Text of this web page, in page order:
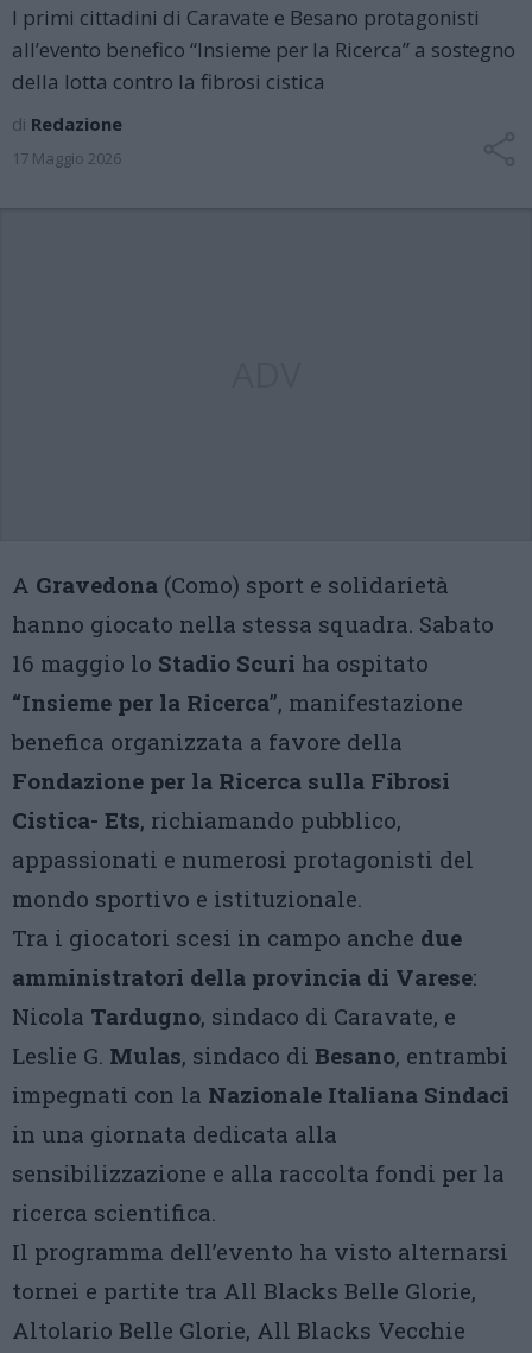
I primi cittadini di Caravate e Besano protagonisti
all’evento benefico “Insieme per la Ricerca” a sostegno
della lotta contro la fibrosi cistica
di Redazione
17 Maggio 2026
A Gravedona (Como) sport e solidarietà
hanno giocato nella stessa squadra. Sabato
16 maggio lo Stadio Scuri ha ospitato
“Insieme per la Ricerca”, manifestazione
benefica organizzata a favore della
Fondazione per la Ricerca sulla Fibrosi
Cistica- Ets, richiamando pubblico,
appassionati e numerosi protagonisti del
mondo sportivo e istituzionale.
Tra i giocatori scesi in campo anche due
amministratori della provincia di Varese:
Nicola Tardugno, sindaco di Caravate, e
Leslie G. Mulas, sindaco di Besano, entrambi
impegnati con la Nazionale Italiana Sindaci
in una giornata dedicata alla
sensibilizzazione e alla raccolta fondi per la
ricerca scientifica.
Il programma dell’evento ha visto alternarsi
tornei e partite tra All Blacks Belle Glorie,
Altolario Belle Glorie, All Blacks Vecchie